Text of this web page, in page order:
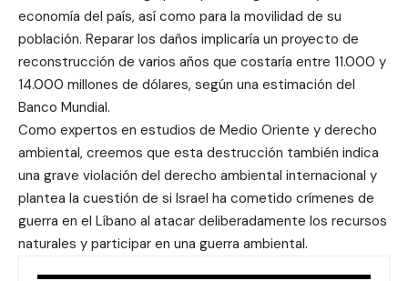
economía del país, así como para la movilidad de su
población. Reparar los daños implicaría un proyecto de
reconstrucción de varios años que costaría entre 11.000 y
14.000 millones de dólares, según una estimación del
Banco Mundial.
Como expertos en estudios de Medio Oriente y derecho
ambiental, creemos que esta destrucción también indica
una grave violación del derecho ambiental internacional y
plantea la cuestión de si Israel ha cometido crímenes de
guerra en el Líbano al atacar deliberadamente los recursos
naturales y participar en una guerra ambiental.